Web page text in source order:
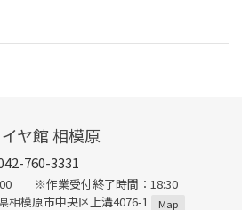
ヤ館 相模原
760-3331
※作業受付終了時間：18:30
模原市中央区上溝4076-1
Map